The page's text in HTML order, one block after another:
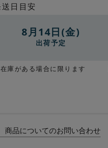
日目安
8月14日(金)
出荷予定
庫がある場合に限ります
商品についてのお問い合わせ